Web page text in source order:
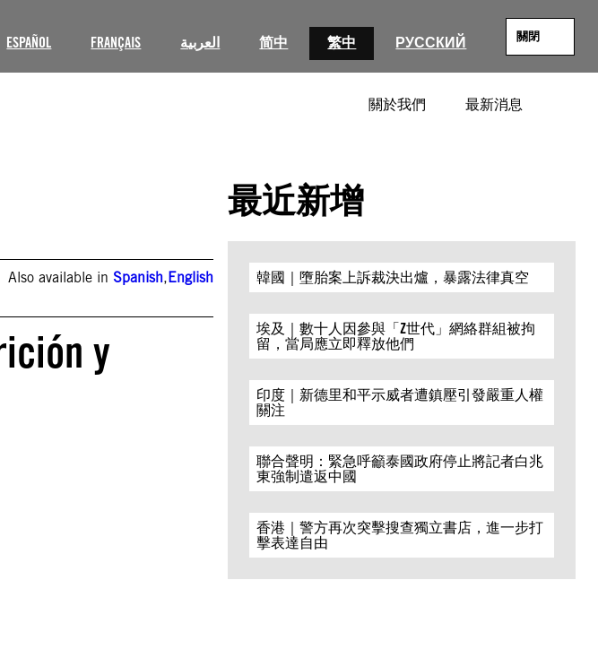
ESPAÑOL FRANÇAIS العربية 简中 繁中 РУССКИЙ 關閉
關於我們 最新消息
Also available inSpanish,English
y
最近新增
韓國｜墮胎案上訴裁決出爐，暴露法律真空
埃及｜數十人因參與「Z世代」網絡群組被拘
留，當局應立即釋放他們
印度｜新德里和平示威者遭鎮壓引發嚴重人權
關注
聯合聲明：緊急呼籲泰國政府停止將記者白兆
東強制遣返中國
香港｜警方再次突擊搜查獨立書店，進一步打
擊表達自由